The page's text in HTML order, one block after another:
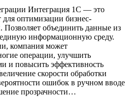
Интеграция 1С — это
оптимизации бизнес-
Позволяет объединить данные из
информационную среду.
компания может
операции, улучшить
и повысить эффективность
скорости обработки
ошибок в ручном вводе
прозрачности…